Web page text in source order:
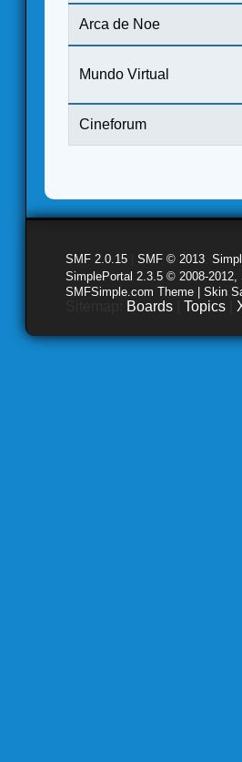
Arca de Noe
Mundo Virtual
Cineforum
SMF 2.0.15 SMF © 2013
SimplePortal 2.3.5 © 2008-2012,
SMFSimple.com Theme | Skin
Boards Topics